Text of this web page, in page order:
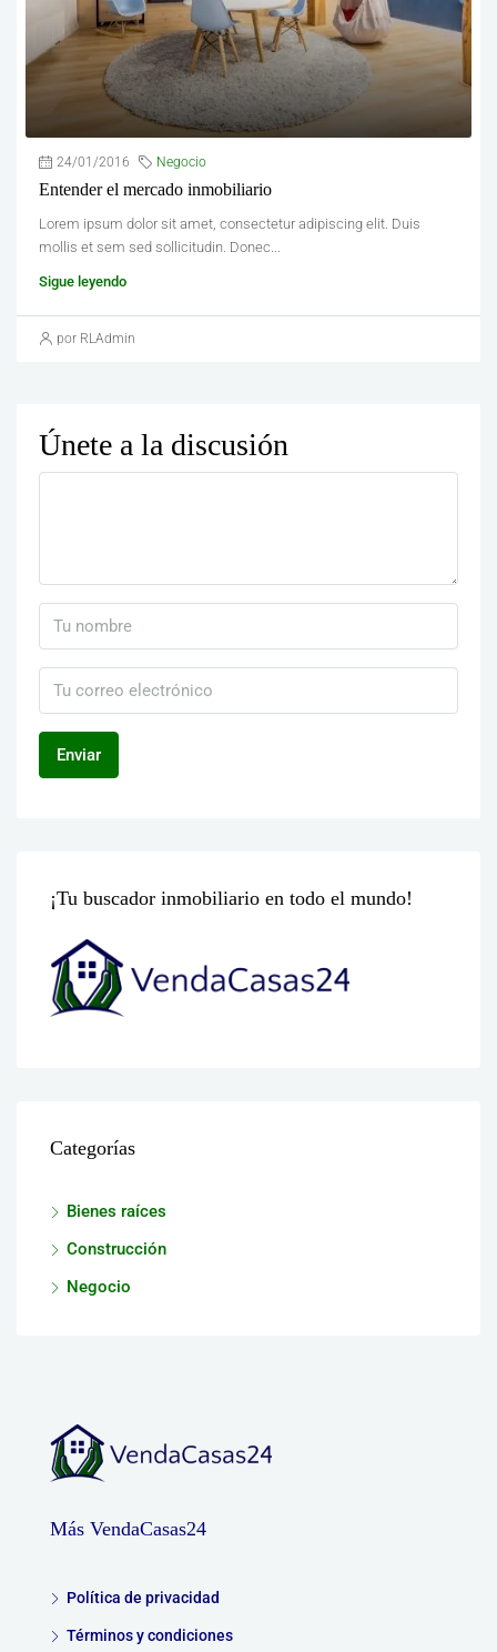
24/01/2016 Negocio
Entender el mercado inmobiliario
Lorem ipsum dolor sit amet, consectetur adipiscing elit. Duis
mollis et sem sed sollicitudin. Donec...
Sigue leyendo
por RLAdmin
Únete a la discusión
¡Tu buscador inmobiliario en todo el mundo!
Categorías
Bienes raíces
Construcción
Negocio
Más VendaCasas24
Política de privacidad
Términos y condiciones